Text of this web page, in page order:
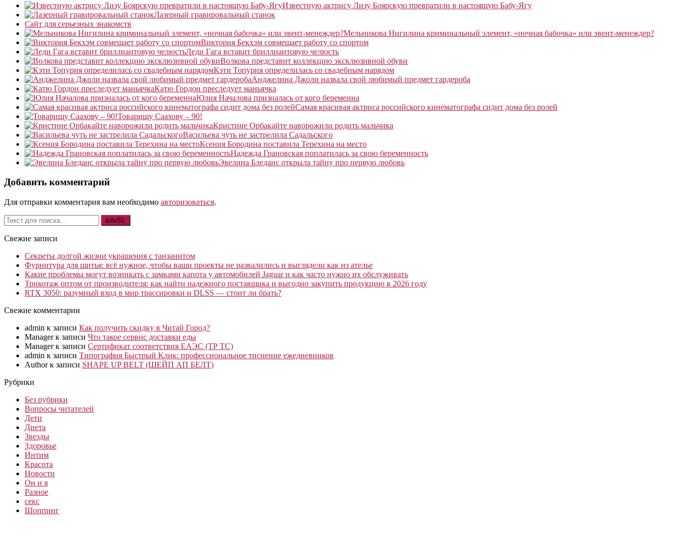
Известную актрису Лизу Боярскую превратили в настоящую Бабу-Ягу
Лазерный гравировальный станок
Сайт для серьезных знакомств
Мельникова Нигилина криминальный элемент, «ночная бабочка» или эвент-менеждер?
Виктория Бекхэм совмещает работу со спортом
Леди Гага вставит бриллиантовую челюсть
Волкова представит коллекцию эксклюзивной обуви
Кэти Топурия определилась со свадебным нарядом
Анджелина Джоли назвала свой любимый предмет гардероба
Катю Гордон преследует маньячка
Юлия Началова призналась от кого беременна
Самая красивая актриса российского кинематографа сидит дома без ролей
Товарищу Саахову – 90!
Кристине Орбакайте наворожили родить мальчика
Васильева чуть не застрелила Садальского
Ксения Бородина поставила Терехина на место
Надежда Грановская поплатилась за свою беременность
Эвелина Бледанс открыла тайну про первую любовь
Добавить комментарий
Для отправки комментария вам необходимо авторизоваться.
Свежие записи
Секреты долгой жизни украшения с танзанитом
Фурнитура для шитья: всё нужное, чтобы ваши проекты не развалились и выглядели как из ателье
Какие проблемы могут возникать с замками капота у автомобилей Jaguar и как часто нужно их обслуживать
Трикотаж оптом от производителя: как найти надежного поставщика и выгодно закупить продукцию в 2026 году
RTX 3050: разумный вход в мир трассировки и DLSS — стоит ли брать?
Свежие комментарии
admin к записи Как получить скидку в Читай Город?
Managerк записи Что такое сервис доставки еды
Managerк записи Сертификат соответствия ЕАЭС (ТР ТС)
admin к записи Типография Быстрый Клик: профессиональное тиснение ежедневников
Authorк записи SHAPE UP BELT (ШЕЙП АП БЕЛТ)
Рубрики
Без рубрики
Вопросы читателей
Дети
Диета
Звезды
Здоровье
Интим
Красота
Новости
Он и я
Разное
секс
Шоппинг